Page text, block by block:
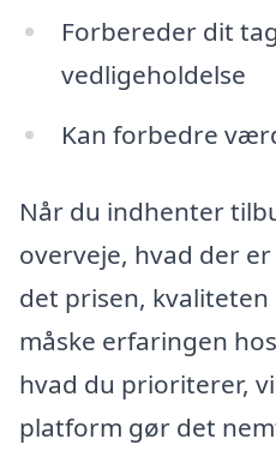
Forbereder dit
vedligeholdelse
Kan forbedre
Når du indhenter
overveje, hvad der
det prisen,
måske erfaringen
hvad du prioriterer,
platform gør det